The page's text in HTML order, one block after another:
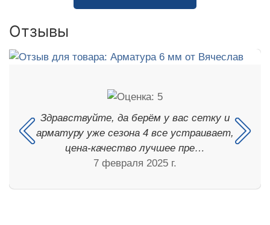
Отзывы
Здравствуйте, да берём у вас сетку и
арматуру уже сезона 4 все устраивает,
цена-качество лучшее пре…
7 февраля 2025 г.